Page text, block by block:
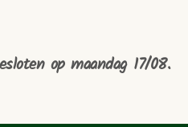
op maandag 17/08.